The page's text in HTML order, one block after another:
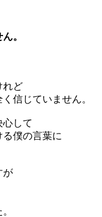
。
れど
信じていません。
心して
僕の言葉に
が